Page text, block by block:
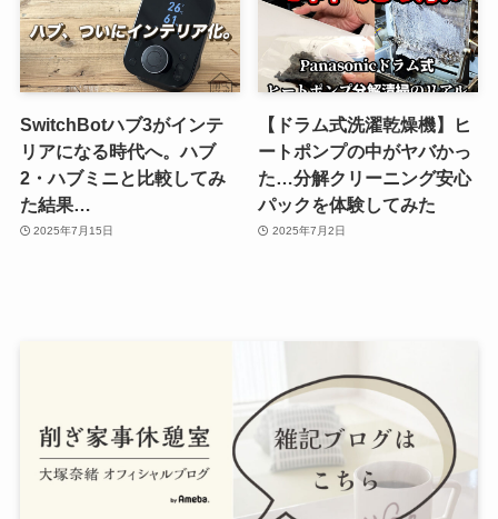
SwitchBotハブ3がインテ
リアになる時代へ。ハブ
2・ハブミニと比較してみ
た結果…
2025年7月15日
【ドラム式洗濯乾燥機】ヒ
ートポンプの中がヤバかっ
た…分解クリーニング安心
パックを体験してみた
2025年7月2日